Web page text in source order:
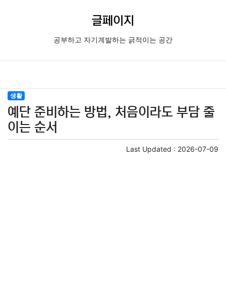
글페이지
공부하고 자기계발하는 긁적이는 공간
생활
예단 준비하는 방법, 처음이라도 부담 줄
이는 순서
Last Updated : 2026-07-09